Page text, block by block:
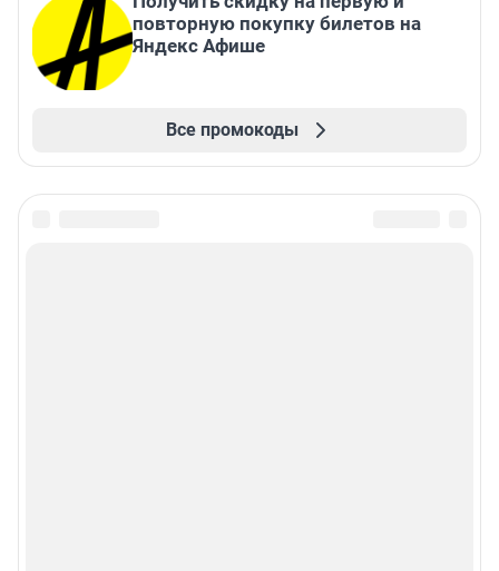
повторную покупку билетов на
Яндекс Афише
Все промокоды